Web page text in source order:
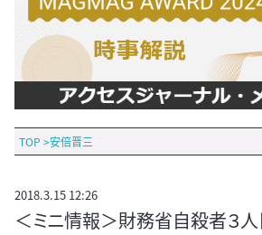
TOP >安倍晋三
2018.3.15 12:26
＜ミニ情報＞財務省自殺者３